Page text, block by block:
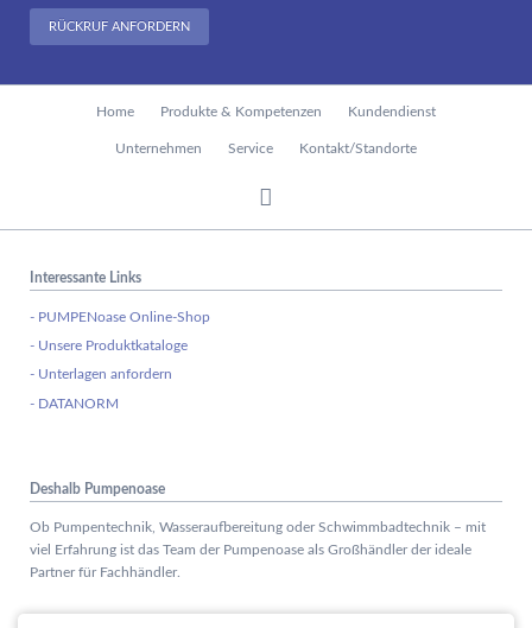
RÜCKRUF ANFORDERN
Home Produkte & Kompetenzen Kundendienst
Unternehmen Service Kontakt/Standorte
Interessante Links
- PUMPENoase Online-Shop
- Unsere Produktkataloge
- Unterlagen anfordern
- DATANORM
Deshalb Pumpenoase
Ob Pumpentechnik, Wasseraufbereitung oder Schwimmbadtechnik – mit
viel Erfahrung ist das Team der Pumpenoase als Großhändler der ideale
Partner für Fachhändler.